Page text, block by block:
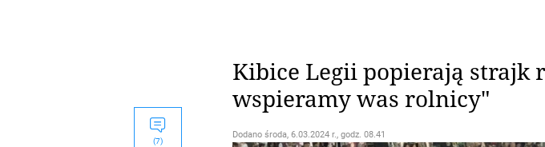
(7)
Kibice Legii popierają strajk
wspieramy was rolnicy"
Dodano środa, 6.03.2024 r., godz. 08.41